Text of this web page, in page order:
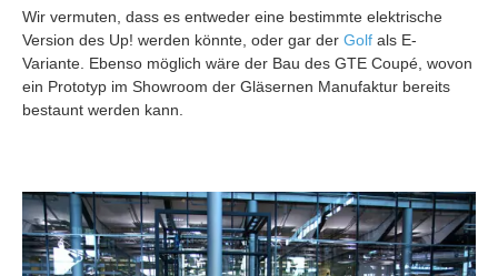
Wir vermuten, dass es entweder eine bestimmte elektrische
Version des Up! werden könnte, oder gar der Golf als E-
Variante. Ebenso möglich wäre der Bau des GTE Coupé, wovon
ein Prototyp im Showroom der Gläsernen Manufaktur bereits
bestaunt werden kann.